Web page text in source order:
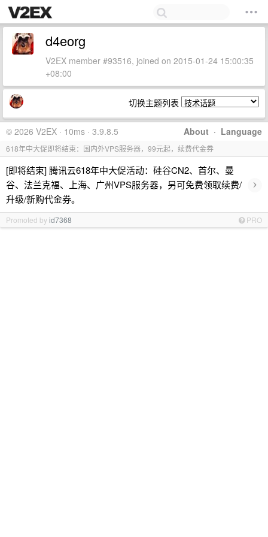
d4eorg
V2EX member #93516, joined on 2015-01-24 15:00:35
+08:00
切换主题列表
About · Language
© 2026 V2EX · 10ms · 3.9.8.5
618年中大促即将结束：国内外VPS服务器，99元起，续费代金券
[即将结束] 腾讯云618年中大促活动：硅谷CN2、首尔、曼
谷、法兰克福、上海、广州VPS服务器，另可免费领取续费/
升级/新购代金券。
›
Promoted byid7368 PRO